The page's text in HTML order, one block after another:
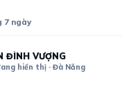
7 ngày
ĐÌNH VƯỢNG
hiển thị · Đà Nẵng